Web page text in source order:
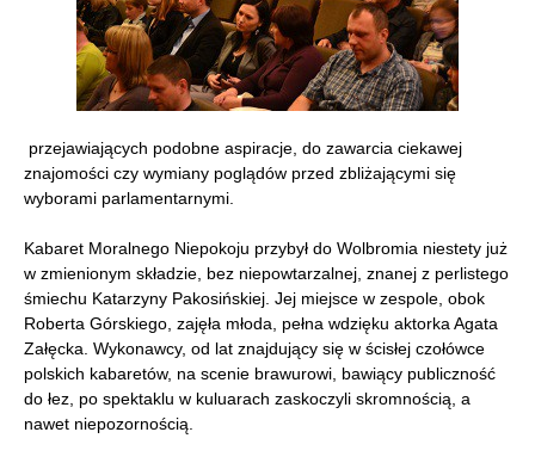
przejawiających podobne aspiracje, do zawarcia ciekawej
znajomości czy wymiany poglądów przed zbliżającymi się
wyborami parlamentarnymi.
Kabaret Moralnego Niepokoju przybył do Wolbromia niestety już
w zmienionym składzie, bez niepowtarzalnej, znanej z perlistego
śmiechu Katarzyny Pakosińskiej. Jej miejsce w zespole, obok
Roberta Górskiego, zajęła młoda, pełna wdzięku aktorka Agata
Załęcka. Wykonawcy, od lat znajdujący się w ścisłej czołówce
polskich kabaretów, na scenie brawurowi, bawiący publiczność
do łez, po spektaklu w kuluarach zaskoczyli skromnością, a
nawet niepozornością.